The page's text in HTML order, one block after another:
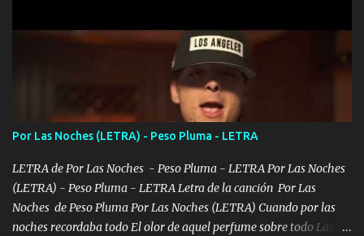
intentas rimar Pobre payaso que usa a todo el mundo pa' conectar
con la gente Dices "Latino Gang" pero pisas a to'a tu gente Pa’ dar
mensajes, m'ijo, hay quе ser coherentеs Si tú no eres artista, al
menos se prudente Hoy me sabe a mierda, traigo un Balvin en los
dientes Por falta de empatía le toca ser resiliente ¿Acaso eres
consciente de los followers que mueves? Parcerito, abre los ojos y
ve el poder que tienes Otro chiste malo son los nombres de tus
álbum's "José, vibras colores con la energía del diablo " ¿Si ...
Por Las Noches (LETRA) - Peso Pluma - LETRA
LETRA de Por Las Noches - Peso Pluma - LETRA Por Las Noches
(LETRA) - Peso Pluma - LETRA Letra de la canción Por Las
Noches de Peso Pluma Por Las Noches (LETRA) Cuando por las
noches recordaba todo El olor de aquel perfume sobre todo Las